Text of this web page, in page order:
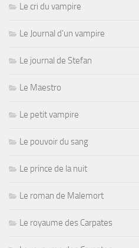
Le cri du vampire
Le Journal d'un vampire
Le journal de Stefan
Le Maestro
Le petit vampire
Le pouvoir du sang
Le prince de la nuit
Le roman de Malemort
Le royaume des Carpates